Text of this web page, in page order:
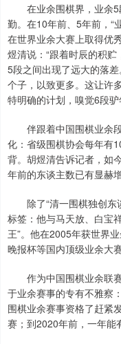
在业余围棋界，业余5
勤。在10年前、5年前，“
在世界业余大赛上取得优
煜清说：“跟着时辰的积
5段之间出现了远大的落
个子，以致更多。这让许
特明确的计划，嗅觉6段驴
伴跟着中国围棋业余段
化：省级围棋协会每年有
背。胡煜清告诉记者，如
年前的东谈主数已有显赫增
除了“清一围棋独创东
标签：他与马天放、白宝
王”。他在2005年获世界
晚报杯等国内顶级业余大
作为中国围棋业余联赛
于业余赛事的专有不雅察
围棋业余赛事资格了赶紧
赛；到2020年前，一年能